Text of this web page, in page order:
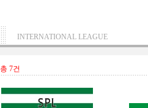
INTERNATIONAL LEAGUE
총 7건